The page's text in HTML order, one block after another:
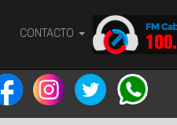
CONTACTO